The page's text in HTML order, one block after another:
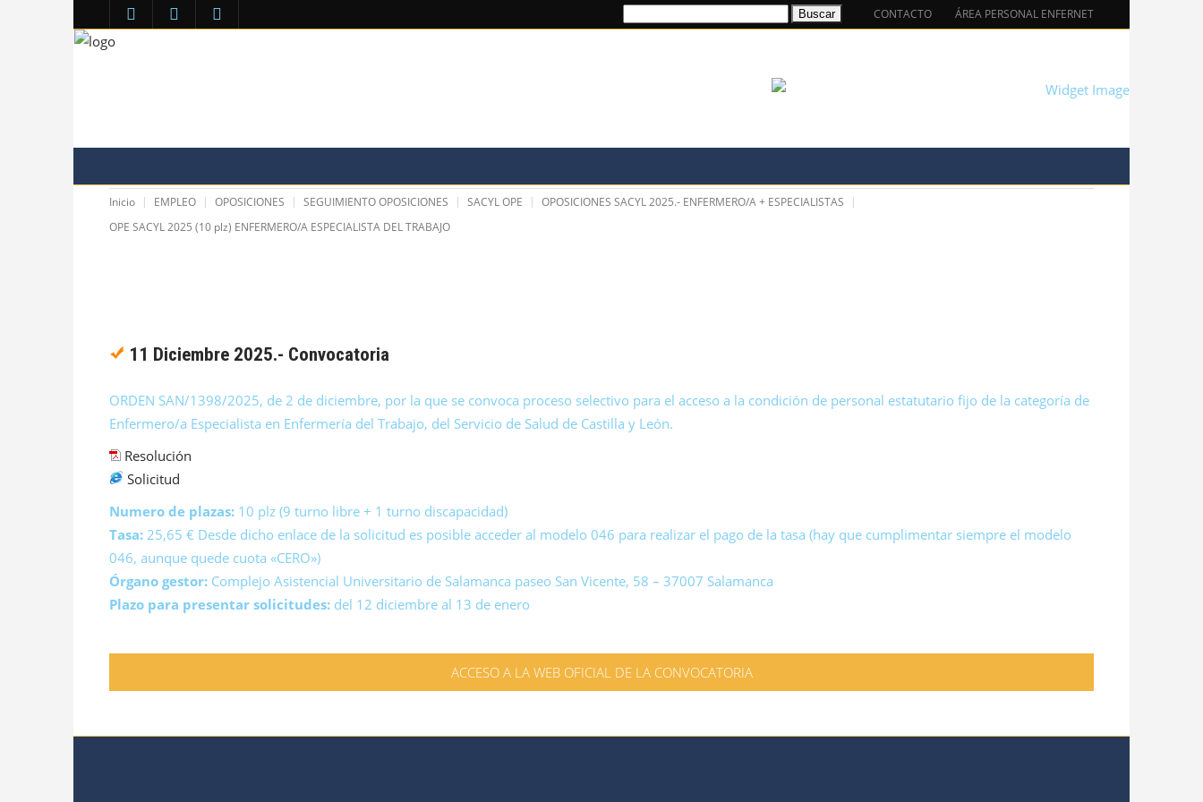
CONTACTO ÁREA PERSONAL ENFERNET
COMUNICACIÓN
Inicio EMPLEO OPOSICIONES SEGUIMIENTO OPOSICIONES SACYL OPE
OPOSICIONES SACYL 2025.- ENFERMERO/A + ESPECIALISTAS
OPE SACYL 2025 (10 plz) ENFERMERO/A ESPECIALISTA DEL TRABAJO
11 Diciembre 2025.- Convocatoria
ORDEN SAN/1398/2025, de 2 de diciembre, por la que se convoca proceso selectivo para el acceso a la condición de personal estatutario fijo de la categoría de
Enfermero/a Especialista en Enfermería del Trabajo, del Servicio de Salud de Castilla y León.
Resolución
Solicitud
Numero de plazas: 10 plz (9 turno libre + 1 turno discapacidad)
Tasa: 25,65 € Desde dicho enlace de la solicitud es posible acceder al modelo 046 para realizar el pago de la tasa (hay que cumplimentar siempre el modelo
046, aunque quede cuota «CERO»)
Órgano gestor: Complejo Asistencial Universitario de Salamanca paseo San Vicente, 58 – 37007 Salamanca
Plazo para presentar solicitudes: del 12 diciembre al 13 de enero
ACCESO A LA WEB OFICIAL DE LA CONVOCATORIA